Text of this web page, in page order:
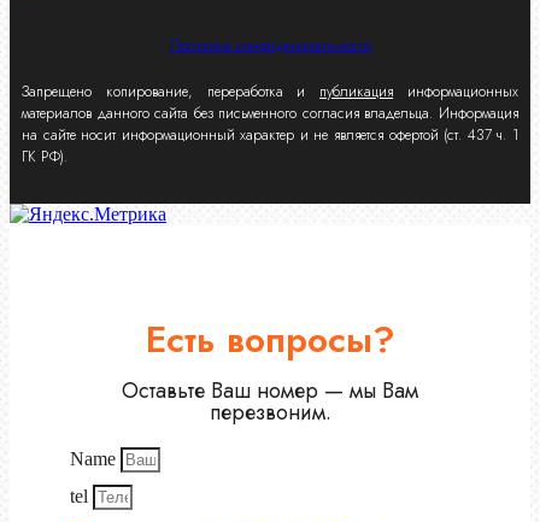
Политика конфиденциальности
Запрещено копирование, переработка и публикация информационных
материалов данного сайта без письменного согласия владельца. Информация
на сайте носит информационный характер и не является офертой (ст. 437 ч. 1
ГК РФ).
Есть вопросы?
Оставьте Ваш номер — мы Вам
перезвоним.
Name
tel